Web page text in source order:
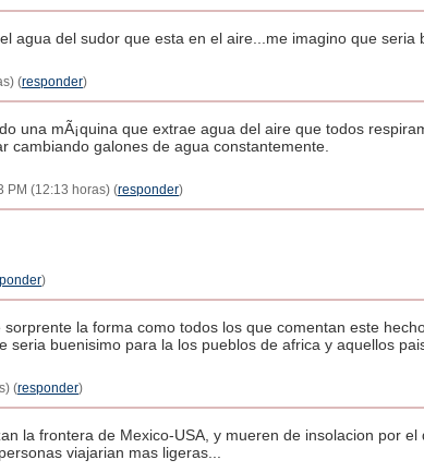
agua del sudor que esta en el aire...me imagino que seria
(responder)
una mÃ¡quina que extrae agua del aire que todos
cambiando galones de agua constantemente.
PM (12:13 horas) (responder)
)
la forma como todos los que comentan este
buenisimo para la los pueblos de africa y aquellos
(responder)
la frontera de Mexico-USA, y mueren de insolacion por
viajarian mas ligeras...